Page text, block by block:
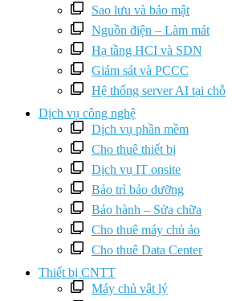
Sao lưu và bảo mật
Nguồn điện – Làm mát
Hạ tầng HCI và SDN
Giám sát và PCCC
Hệ thống server AI tại chỗ
Dịch vụ công nghệ
Dịch vụ phần mềm
Cho thuê thiết bị
Dịch vụ IT onsite
Bảo trì bảo dưỡng
Bảo hành – Sửa chữa
Cho thuê máy chủ ảo
Cho thuê Data Center
Thiết bị CNTT
Máy chủ vật lý